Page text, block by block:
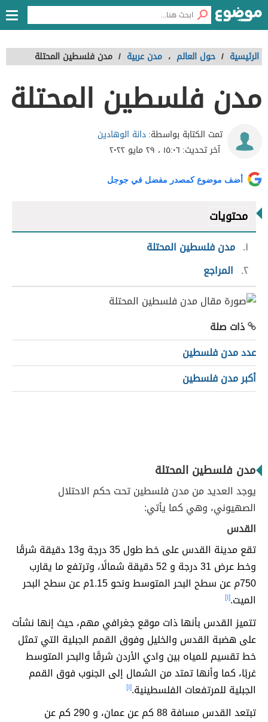
الرئيسية / حول العالم ، مدن عربية / مدن فلسطين المحتلة
مدن فلسطين المحتلة
تمت الكتابة بواسطة:دانة الوهادين
آخر تحديث: ١٥:٠٦ ، ٢٩ مايو ٢٠٢٢
أضف موضوع كمصدر مفضل في جوجل
محتويات
١ مدن فلسطين المحتلة
٢ المراجع
ذات صلة
عدد مدن فلسطين
أكبر مدن فلسطين
مدن فلسطين المحتلة
يوجد العديد من مدن فلسطين تحت حكم الاحتلال
الصهيوني، وهي كما يأتي:
القدس
تقع مدينة القدس على خط طول 35 درجة و13 دقيقة شرقًا
وخط عرض 31 درجة و 52 دقيقة شمالًا، وترتفع ما يقارب
750م عن سطح البحر المتوسط ونحو 1.15م عن سطح البحر
الميت.[١]
تتميز القدس بأنها ذات موقع جغرافي مهم، حيث إنها نشأت
على هضبة القدس والخليل وفوق القمم الجبلية التي تمثل
خط تقسيم للمياه بين وادي الأردن شرقًا والبحر المتوسط
غربًا، كما وأنها تمتد من الشمال إلى الجنوب فوق القمم
الجبلية للمرتفعات الفلسطينية.[١]
تبتعد القدس مسافة 88 كم عن عمان، و 290 كم عن